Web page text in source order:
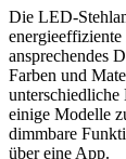
Die LED-
ansprechendes
Farben und
unterschiedliche
einige Modelle
dimmbare
über eine App.